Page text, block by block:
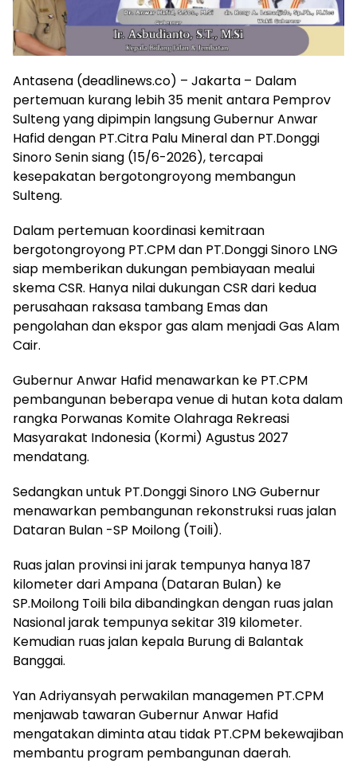
Antasena (deadlinews.co) – Jakarta – Dalam
pertemuan kurang lebih 35 menit antara Pemprov
Sulteng yang dipimpin langsung Gubernur Anwar
Hafid dengan PT.Citra Palu Mineral dan PT.Donggi
Sinoro Senin siang (15/6-2026), tercapai
kesepakatan bergotongroyong membangun
Sulteng.
Dalam pertemuan koordinasi kemitraan
bergotongroyong PT.CPM dan PT.Donggi Sinoro LNG
siap memberikan dukungan pembiayaan mealui
skema CSR. Hanya nilai dukungan CSR dari kedua
perusahaan raksasa tambang Emas dan
pengolahan dan ekspor gas alam menjadi Gas Alam
Cair.
Gubernur Anwar Hafid menawarkan ke PT.CPM
pembangunan beberapa venue di hutan kota dalam
rangka Porwanas Komite Olahraga Rekreasi
Masyarakat Indonesia (Kormi) Agustus 2027
mendatang.
Sedangkan untuk PT.Donggi Sinoro LNG Gubernur
menawarkan pembangunan rekonstruksi ruas jalan
Dataran Bulan -SP Moilong (Toili).
Ruas jalan provinsi ini jarak tempunya hanya 187
kilometer dari Ampana (Dataran Bulan) ke
SP.Moilong Toili bila dibandingkan dengan ruas jalan
Nasional jarak tempunya sekitar 319 kilometer.
Kemudian ruas jalan kepala Burung di Balantak
Banggai.
Yan Adriyansyah perwakilan managemen PT.CPM
menjawab tawaran Gubernur Anwar Hafid
mengatakan diminta atau tidak PT.CPM bekewajiban
membantu program pembangunan daerah.